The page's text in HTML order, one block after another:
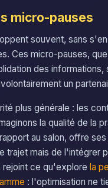
micro-pauses
souvent, sans
Ces micro-pauses,
des informations,
un
plus générale : les
la qualité de la
au salon, offre
trajet mais de l'intégrer
rejoint ce qu'explore la
: l'optimisation ne